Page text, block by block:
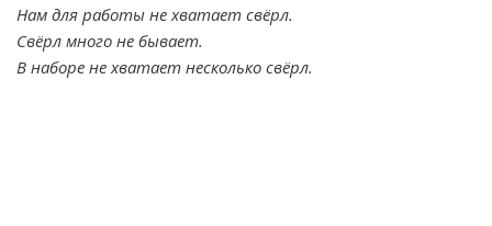
Нам для работы не хватает свёрл.
Свёрл много не бывает.
В наборе не хватает несколько свёрл.